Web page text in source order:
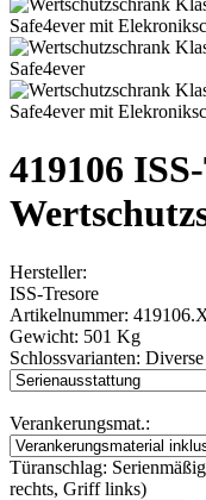
419106
Hersteller:
ISS-Tresore
Artikelnummer:
Gewicht: 501 Kg
Schlossvarianten:
Verankerungsmat.:
Türanschlag:
rechts, Griff links)